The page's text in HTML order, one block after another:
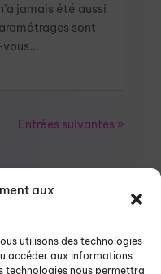
aux
utilisons des technologies
accéder aux informations
technologies nous permettra
jamais été aussi
sont
Entrées suivantes »